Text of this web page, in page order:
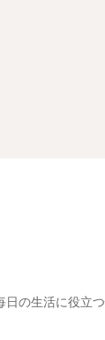
の生活に役立つ